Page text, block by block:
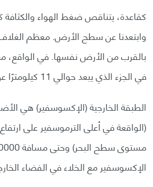
كقاعدة، يتناقص ضغط الهواء والكثافة
وابتعدنا عن سطح الأرض. معظم
بالقرب من الأرض نفسها. في
في الجزء الذي يبعد حوالي 11 كيلومترًا عن سطح الكوكب.
الطبقة الخارجية (الإكسوسفير) هي
الإكسوسفير مع الخلاء في الفضاء